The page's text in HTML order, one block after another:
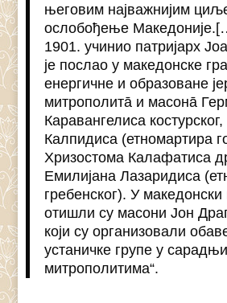
његовим најважнијим
ослобођење
1901. учинио патријарх
је послао у македонске
енергичне и образоване
митрополитā и масонā
Каравангелиса
Калпидиса (етномартира
Хризостома Калафатиса
Емилијана Лазаридиса
гребенског). У македонски
отишли су масони Јон
који су организовали
устаничке групе у
митрополитима“.